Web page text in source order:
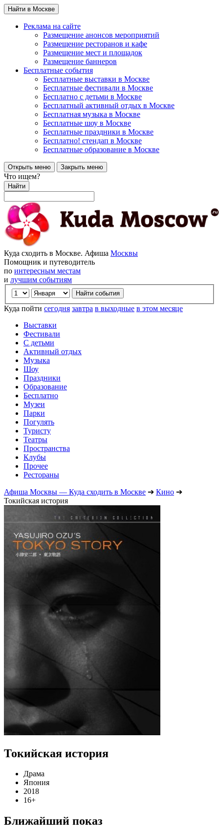
Найти в Москве
Реклама на сайте
Размещение анонсов мероприятий
Размещение ресторанов и кафе
Размещение мест и площадок
Размещение баннеров
Бесплатные события
Бесплатные выставки в Москве
Бесплатные фестивали в Москве
Бесплатно с детьми в Москве
Бесплатный активный отдых в Москве
Бесплатная музыка в Москве
Бесплатные шоу в Москве
Бесплатные праздники в Москве
Бесплатно! стендап в Москве
Бесплатные образование в Москве
Открыть меню Закрыть меню
Что ищем?
Найти
Куда сходить в Москве. Афиша Москвы
Помощник и путеводитель
по интересным местам
и лучшим событиям
Куда пойти сегодня завтра в выходные в этом месяце
Выставки
Фестивали
С детьми
Активный отдых
Музыка
Шоу
Праздники
Образование
Бесплатно
Музеи
Парки
Погулять
Туристу
Театры
Пространства
Клубы
Прочее
Рестораны
Афиша Москвы — Куда сходить в Москве ➔ Кино ➔
Токийская история
Токийская история
Драма
Япония
2018
16+
Ближайший показ